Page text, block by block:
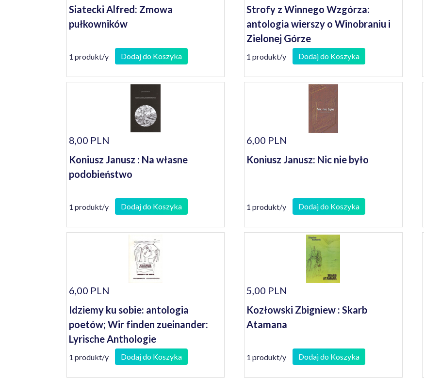
Siatecki Alfred: Zmowa
pułkowników
1 produkt/y Dodaj do Koszyka
Strofy z Winnego Wzgórza:
antologia wierszy o Winobraniu i
Zielonej Górze
1 produkt/y Dodaj do Koszyka
8,00 PLN
Koniusz Janusz : Na własne
podobieństwo
1 produkt/y Dodaj do Koszyka
6,00 PLN
Koniusz Janusz: Nic nie było
1 produkt/y Dodaj do Koszyka
6,00 PLN
Idziemy ku sobie: antologia
poetów; Wir finden zueinander:
Lyrische Anthologie
1 produkt/y Dodaj do Koszyka
5,00 PLN
Kozłowski Zbigniew : Skarb
Atamana
1 produkt/y Dodaj do Koszyka